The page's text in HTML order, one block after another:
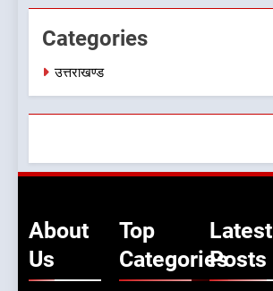
मौत
उत्तराखण्ड
Categories
उत्तराखण्ड
About
Us
Top
Categories
Latest
Posts